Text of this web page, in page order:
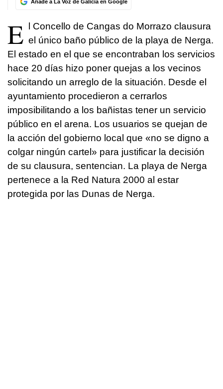
Añade a La Voz de Galicia en Google
E l Concello de Cangas do Morrazo clausura
el único baño público de la playa de Nerga.
El estado en el que se encontraban los servicios
hace 20 días hizo poner quejas a los vecinos
solicitando un arreglo de la situación. Desde el
ayuntamiento procedieron a cerrarlos
imposibilitando a los bañistas tener un servicio
público en el arena. Los usuarios se quejan de
la acción del gobierno local que «no se digno a
colgar ningún cartel» para justificar la decisión
de su clausura, sentencian. La playa de Nerga
pertenece a la Red Natura 2000 al estar
protegida por las Dunas de Nerga.